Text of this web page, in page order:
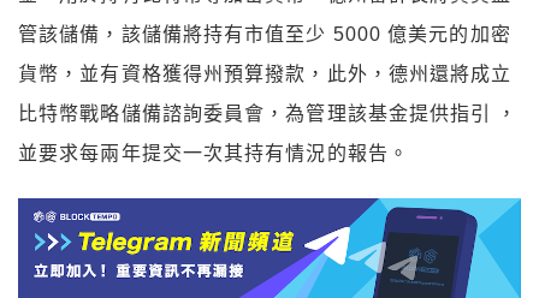
管該儲備，該儲備將持有市值至少 5000 億美元的加密
貨幣，並有資格獲得州預算撥款，此外，德州還將成立
比特幣戰略儲備諮詢委員會，為管理該基金提供指引 ，
並要求每兩年提交一次其持有情況的報告。